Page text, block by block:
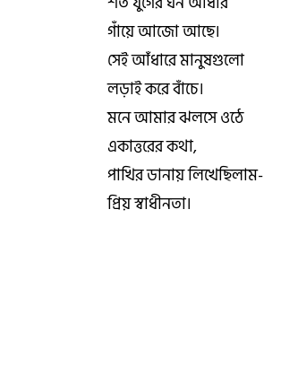
গাঁয়ে আজো আছে।
সেই আঁধারে মানুষগুলো
লড়াই করে বাঁচে।
মনে আমার ঝলসে ওঠে
একাত্তরের কথা,
পাখির ডানায় লিখেছিলাম-
প্রিয় স্বাধীনতা।